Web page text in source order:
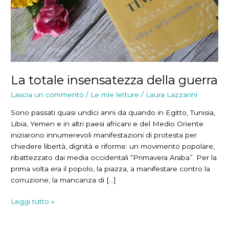
La totale insensatezza della guerra
Lascia un commento / Le mie letture / Laura Lazzarini
Sono passati quasi undici anni da quando in Egitto, Tunisia,
Libia, Yemen e in altri paesi africani e del Medio Oriente
iniziarono innumerevoli manifestazioni di protesta per
chiedere libertà, dignità e riforme: un movimento popolare,
ribattezzato dai media occidentali “Primavera Araba”. Per la
prima volta era il popolo, la piazza, a manifestare contro la
corruzione, la mancanza di […]
La
Leggi tutto »